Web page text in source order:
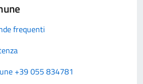
frequenti
+39 055 834781